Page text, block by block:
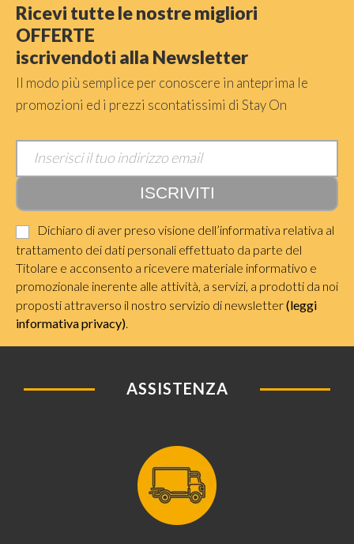
Ricevi tutte le nostre migliori
OFFERTE
iscrivendoti alla Newsletter
Il modo più semplice per conoscere in anteprima le
promozioni ed i prezzi scontatissimi di Stay On
Dichiaro di aver preso visione dell’informativa relativa al
trattamento dei dati personali effettuato da parte del
Titolare e acconsento a ricevere materiale informativo e
promozionale inerente alle attività, a servizi, a prodotti da noi
proposti attraverso il nostro servizio di newsletter(leggi
informativa privacy).
ASSISTENZA